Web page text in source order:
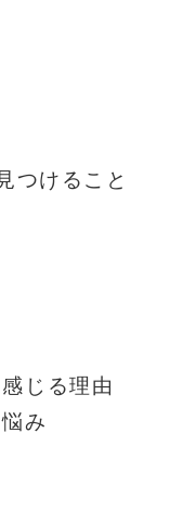
つけること
じる理由
み